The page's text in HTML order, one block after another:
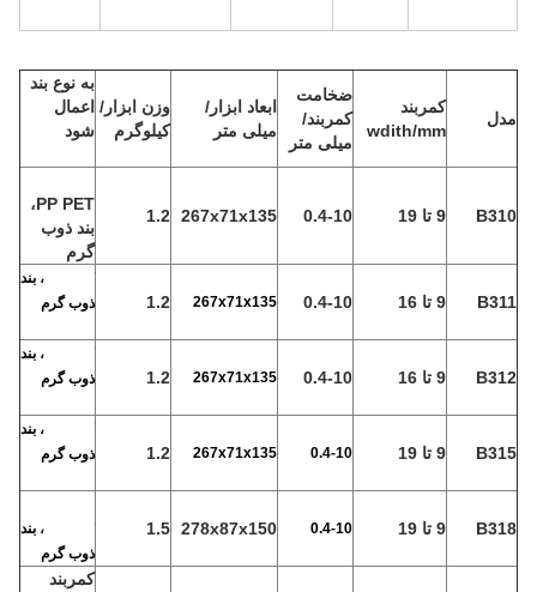
مدل
کمربند
wdith/mm
ضخامت
کمربند/
میلی متر
ابعاد ابزار/
میلی متر
وزن ابزار/
کیلوگرم
به نوع بند
اعمال
شود
B310 9 تا 19 0.4-10
267x71x135
1.2
PP PET،
بند ذوب
گرم
B311 9 تا 16 0.4-10
267x71x135
1.2
PP PET، بند
ذوب گرم
B312 9 تا 16 0.4-10
267x71x135
1.2
PP PET، بند
ذوب گرم
B315 9 تا 19 0.4-10
267x71x135
1.2
PP PET، بند
ذوب گرم
B318 9 تا 19 0.4-10
278x87x150
1.5
PP PET، بند
ذوب گرم
کمربند